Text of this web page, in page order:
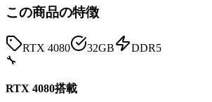
この商品の特徴
RTX 4080 32GB
DDR5
🔧
RTX 4080搭載